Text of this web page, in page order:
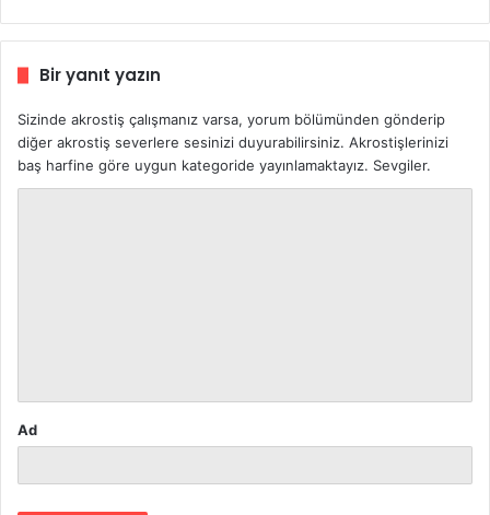
Bir yanıt yazın
Sizinde akrostiş çalışmanız varsa, yorum bölümünden gönderip
diğer akrostiş severlere sesinizi duyurabilirsiniz. Akrostişlerinizi
baş harfine göre uygun kategoride yayınlamaktayız. Sevgiler.
Ad